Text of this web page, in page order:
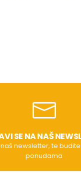
SE NA NAŠ
newsletter, te
ponudama